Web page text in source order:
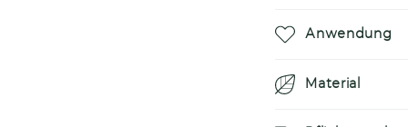
a
p
p
Anwendung
Material